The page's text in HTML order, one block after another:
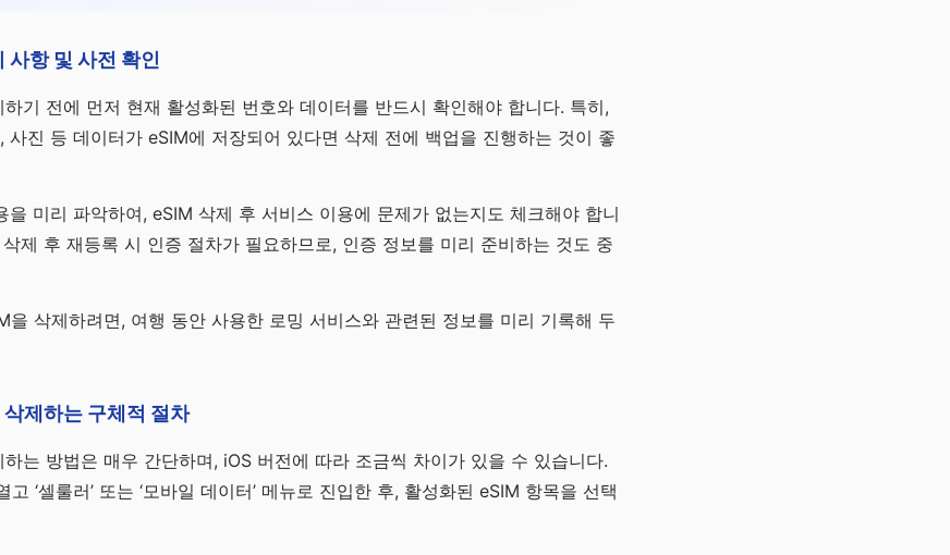
사항 및 사전 확인
기 전에 먼저 현재 활성화된 번호와 데이터를 반드시 확인해야 합니다. 특히,
사진 등 데이터가 eSIM에 저장되어 있다면 삭제 전에 백업을 진행하는 것이 좋
을 미리 파악하여, eSIM 삭제 후 서비스 이용에 문제가 없는지도 체크해야 합니
제 후 재등록 시 인증 절차가 필요하므로, 인증 정보를 미리 준비하는 것도 중
을 삭제하려면, 여행 동안 사용한 로밍 서비스와 관련된 정보를 미리 기록해 두
제하는 구체적 절차
는 방법은 매우 간단하며, iOS 버전에 따라 조금씩 차이가 있을 수 있습니다.
고 ‘셀룰러’ 또는 ‘모바일 데이터’ 메뉴로 진입한 후, 활성화된 eSIM 항목을 선택